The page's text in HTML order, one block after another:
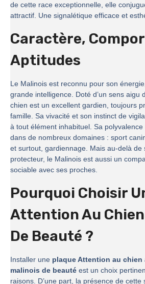
de cette race exceptionnelle, elle
attractif. Une signalétique efficace et
Caractère,
Aptitudes
Le Malinois est reconnu pour son
grande intelligence. Doté d’un sens aigu
chien est un excellent gardien, toujours
famille. Sa vivacité et son instinct de
à tout élément inhabituel. Sa polyvalence
dans de nombreux domaines : sport
et surtout, gardiennage. Mais au-delà de
protecteur, le Malinois est aussi un
sociable avec ses proches.
Pourquoi Choisir
Attention Au
De Beauté ?
Installer une plaque Attention au chien
malinois de beauté est un choix
raisons. D’une part, la présence de